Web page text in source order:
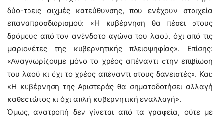
δύο-τρεις αιχμές κατεύθυνσης, που ενέχουν στοιχεία
επαναπροσδιορισμού: «Η κυβέρνηση θα πέσει στους
δρόμους από τον ανένδοτο αγώνα του λαού, όχι από τις
μαριονέτες της κυβερνητικής πλειοψηφίας». Επίσης:
«Αναγνωρίζουμε μόνο το χρέος απέναντι στην επιβίωση
του λαού κι όχι το χρέος απέναντι στους δανειστές». Και:
«Η κυβέρνηση της Αριστεράς θα σηματοδοτήσει αλλαγή
καθεστώτος κι όχι απλή κυβερνητική εναλλαγή».
Όμως, ανατροπή δεν γίνεται από τα γραφεία, ούτε με